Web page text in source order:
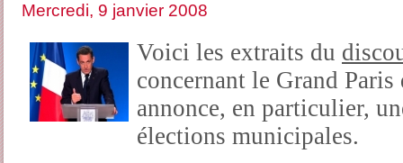
Mercredi, 9 janvier 2008
Voici les extraits du
concernant le Grand
annonce, en particulier,
élections municipales.